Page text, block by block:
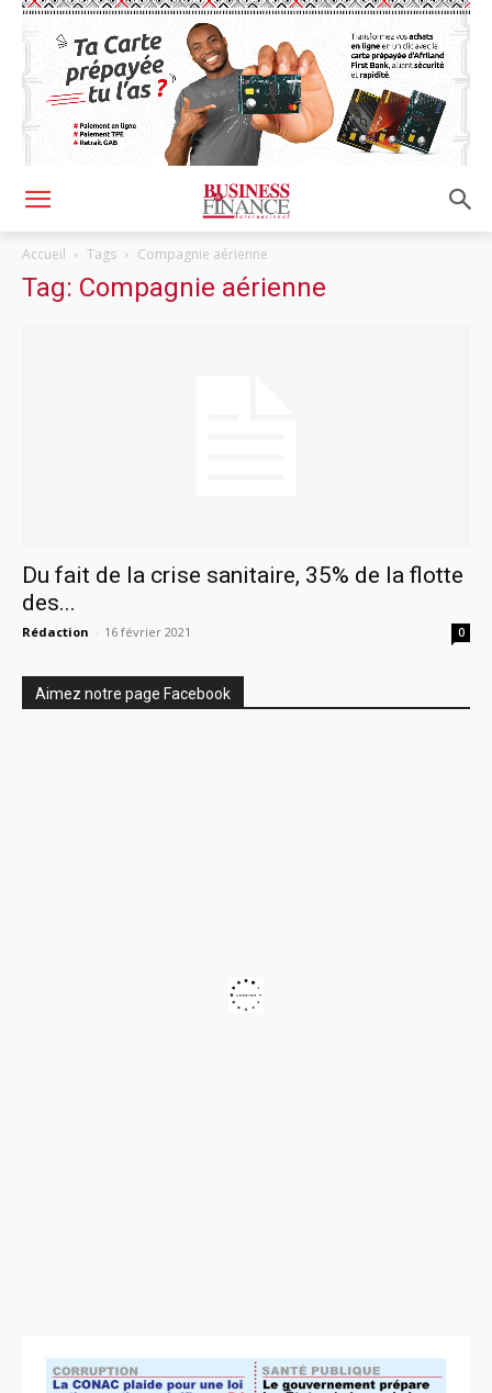
Accueil Tags Compagnie aérienne
Tag: Compagnie aérienne
Du fait de la crise sanitaire, 35% de la flotte
des...
Rédaction - 16 février 2021 0
Aimez notre page Facebook